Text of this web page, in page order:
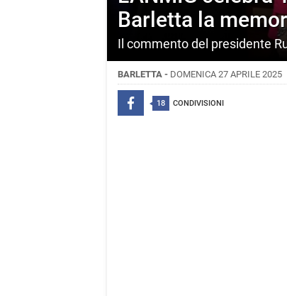
Barletta la
Il commento del presidente
BARLETTA - DOMENICA 27 APRILE 2025
18 CONDIVISIONI